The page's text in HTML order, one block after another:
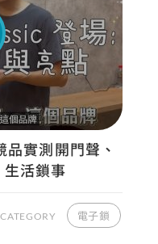
實測開門聲、
生活鎖事
CATEGORY 電子鎖